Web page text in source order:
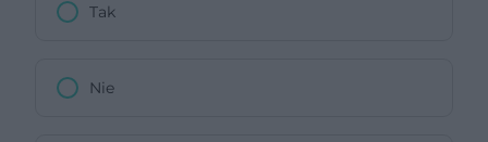
Tak
Nie